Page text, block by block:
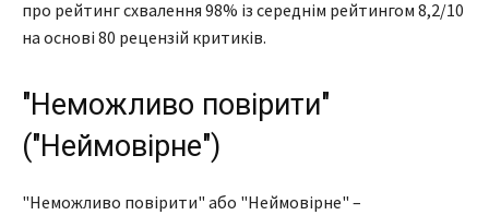
про рейтинг схвалення 98% із середнім рейтингом 8,2/10
на основі 80 рецензій критиків.
"Неможливо повірити"
("Неймовірне")
"Неможливо повірити" або "Неймовірне" –